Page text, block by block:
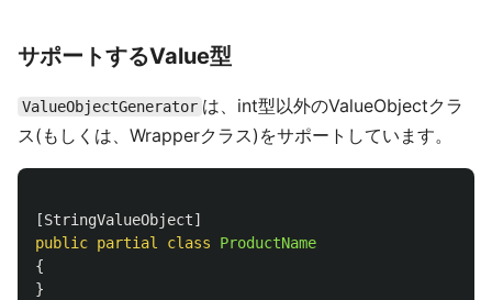
サポートするValue型
ValueObjectGenerator は、int型以外のValueObjectクラ
ス(もしくは、Wrapperクラス)をサポートしています。
[StringValueObject]
public partial class
ProductName
{
}